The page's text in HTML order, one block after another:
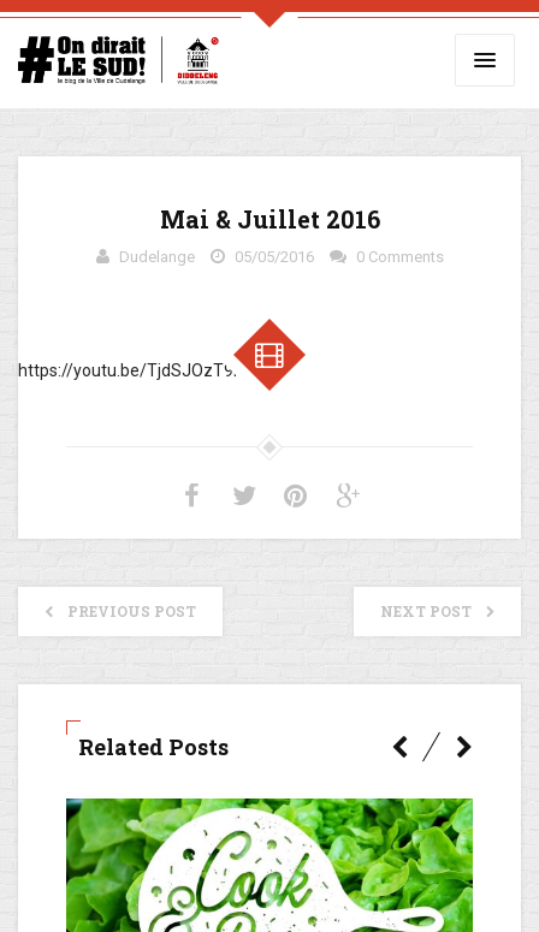
Mai & Juillet 2016
Dudelange 05/05/2016 0 Comments
https://youtu.be/TjdSJOzT9FU
PREVIOUS POST NEXT POST
Related Posts